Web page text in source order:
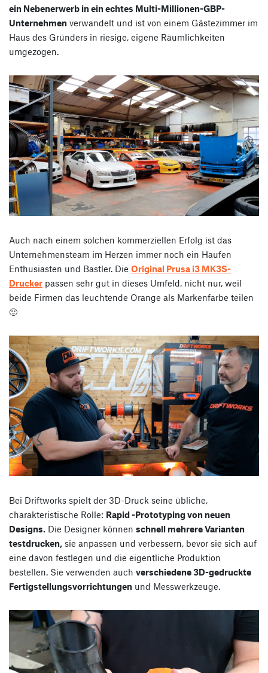
ein Nebenerwerb in ein echtes Multi-Millionen-GBP-
Unternehmen verwandelt und ist von einem Gästezimmer im
Haus des Gründers in riesige, eigene Räumlichkeiten
umgezogen.
Auch nach einem solchen kommerziellen Erfolg ist das
Unternehmensteam im Herzen immer noch ein Haufen
Enthusiasten und Bastler. Die Original Prusa i3 MK3S-
Drucker passen sehr gut in dieses Umfeld, nicht nur, weil
beide Firmen das leuchtende Orange als Markenfarbe teilen
🙂
Bei Driftworks spielt der 3D-Druck seine übliche,
charakteristische Rolle: Rapid -Prototyping von neuen
Designs. Die Designer können schnell mehrere Varianten
testdrucken, sie anpassen und verbessern, bevor sie sich auf
eine davon festlegen und die eigentliche Produktion
bestellen. Sie verwenden auch verschiedene 3D-gedruckte
Fertigstellungsvorrichtungen und Messwerkzeuge.